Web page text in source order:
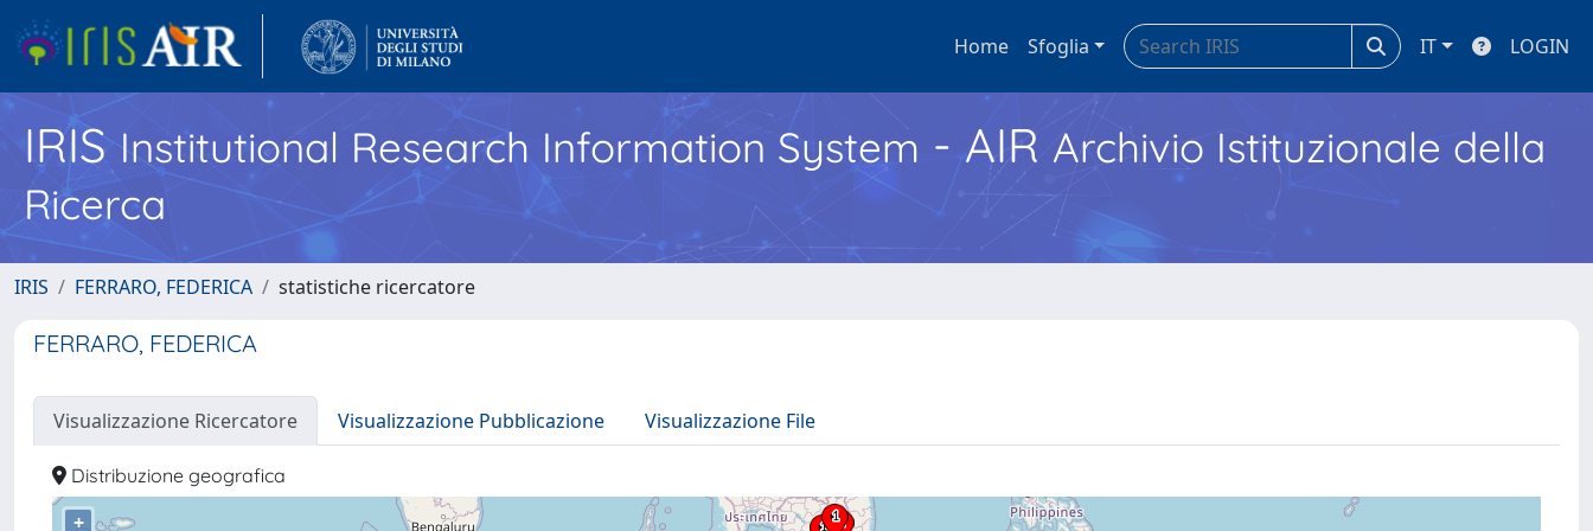
Home Sfoglia IT LOGIN
IRISInstitutional Research Information System - AIR Archivio Istituzionale della
Ricerca
IRIS FERRARO, FEDERICA statistiche ricercatore
FERRARO, FEDERICA
Visualizzazione Ricercatore Visualizzazione Pubblicazione Visualizzazione File
Distribuzione geografica
+